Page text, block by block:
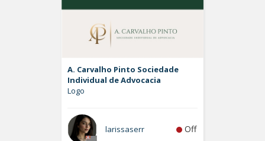
A. Carvalho Pinto Sociedade
Individual de Advocacia
Logo
larissaserr Off